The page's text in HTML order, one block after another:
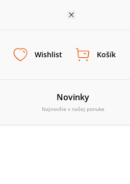
Wishlist Košík
Novinky
Najnovšie v našej ponuke